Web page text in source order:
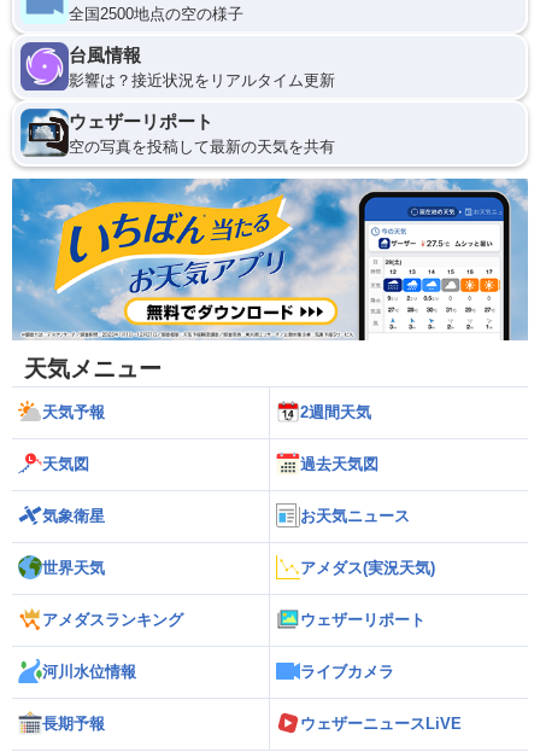
全国2500地点の空の様子
台風情報
影響は？接近状況をリアルタイム更新
ウェザーリポート
空の写真を投稿して最新の天気を共有
天気メニュー
天気予報 2週間天気
天気図 過去天気図
気象衛星 お天気ニュース
世界天気 アメダス(実況天気)
アメダスランキング ウェザーリポート
河川水位情報 ライブカメラ
長期予報 ウェザーニュースLiVE